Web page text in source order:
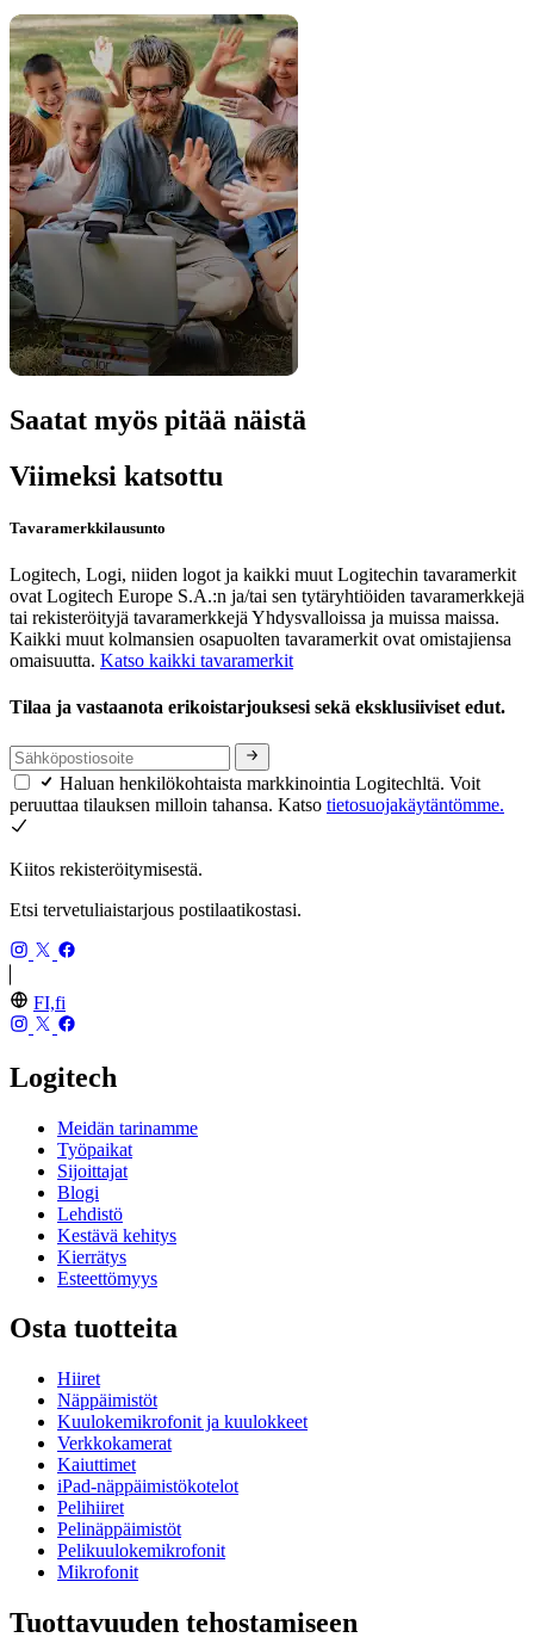
Saatat myös pitää näistä
Viimeksi katsottu
Tavaramerkkilausunto
Logitech, Logi, niiden logot ja kaikki muut Logitechin tavaramerkit
ovat Logitech Europe S.A.:n ja/tai sen tytäryhtiöiden tavaramerkkejä
tai rekisteröityjä tavaramerkkejä Yhdysvalloissa ja muissa maissa.
Kaikki muut kolmansien osapuolten tavaramerkit ovat omistajiensa
omaisuutta. Katso kaikki tavaramerkit
Tilaa ja vastaanota erikoistarjouksesi sekä eksklusiiviset edut.
Haluan henkilökohtaista markkinointia Logitechltä. Voit
peruuttaa tilauksen milloin tahansa. Katso tietosuojakäytäntömme.
Kiitos rekisteröitymisestä.
Etsi tervetuliaistarjous postilaatikostasi.
FI,fi
Logitech
Meidän tarinamme
Työpaikat
Sijoittajat
Blogi
Lehdistö
Kestävä kehitys
Kierrätys
Esteettömyys
Osta tuotteita
Hiiret
Näppäimistöt
Kuulokemikrofonit ja kuulokkeet
Verkkokamerat
Kaiuttimet
iPad-näppäimistökotelot
Pelihiiret
Pelinäppäimistöt
Pelikuulokemikrofonit
Mikrofonit
Tuottavuuden tehostamiseen